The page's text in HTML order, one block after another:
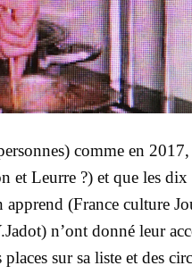
comme en
Leurre ?) et que les
(France culture
n’ont donné leur
sur sa liste et des